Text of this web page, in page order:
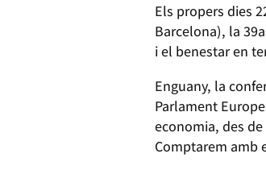
Els propers dies
Barcelona), la
i el benestar en
Enguany, la
Parlament
economia, des
Comptarem amb